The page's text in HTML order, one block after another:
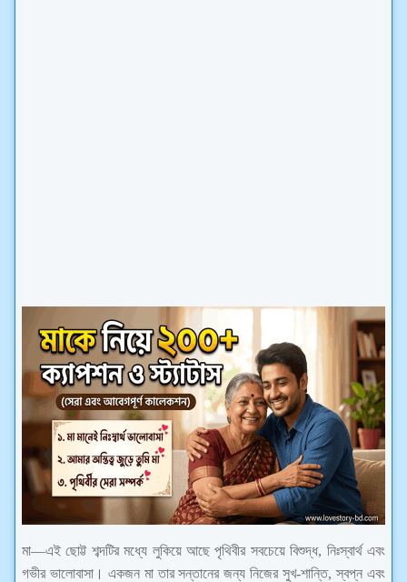
মা—এই ছোট্ট শব্দটির মধ্যে লুকিয়ে আছে পৃথিবীর সবচেয়ে বিশুদ্ধ, নিঃস্বার্থ এবং
গভীর ভালোবাসা। একজন মা তার সন্তানের জন্য নিজের সুখ-শান্তি, স্বপ্ন এবং